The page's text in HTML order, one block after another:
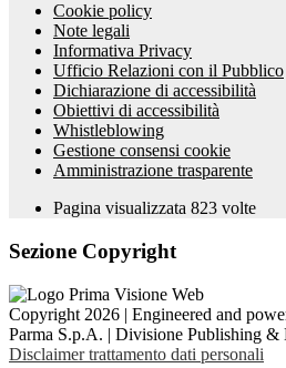
Cookie policy
Note legali
Informativa Privacy
Ufficio Relazioni con il Pubblico
Dichiarazione di accessibilità
Obiettivi di accessibilità
Whistleblowing
Gestione consensi cookie
Amministrazione trasparente
Pagina visualizzata 823 volte
Sezione Copyright
Copyright 2026 | Engineered and
Parma S.p.A. | Divisione Publishing &
Disclaimer trattamento dati personali